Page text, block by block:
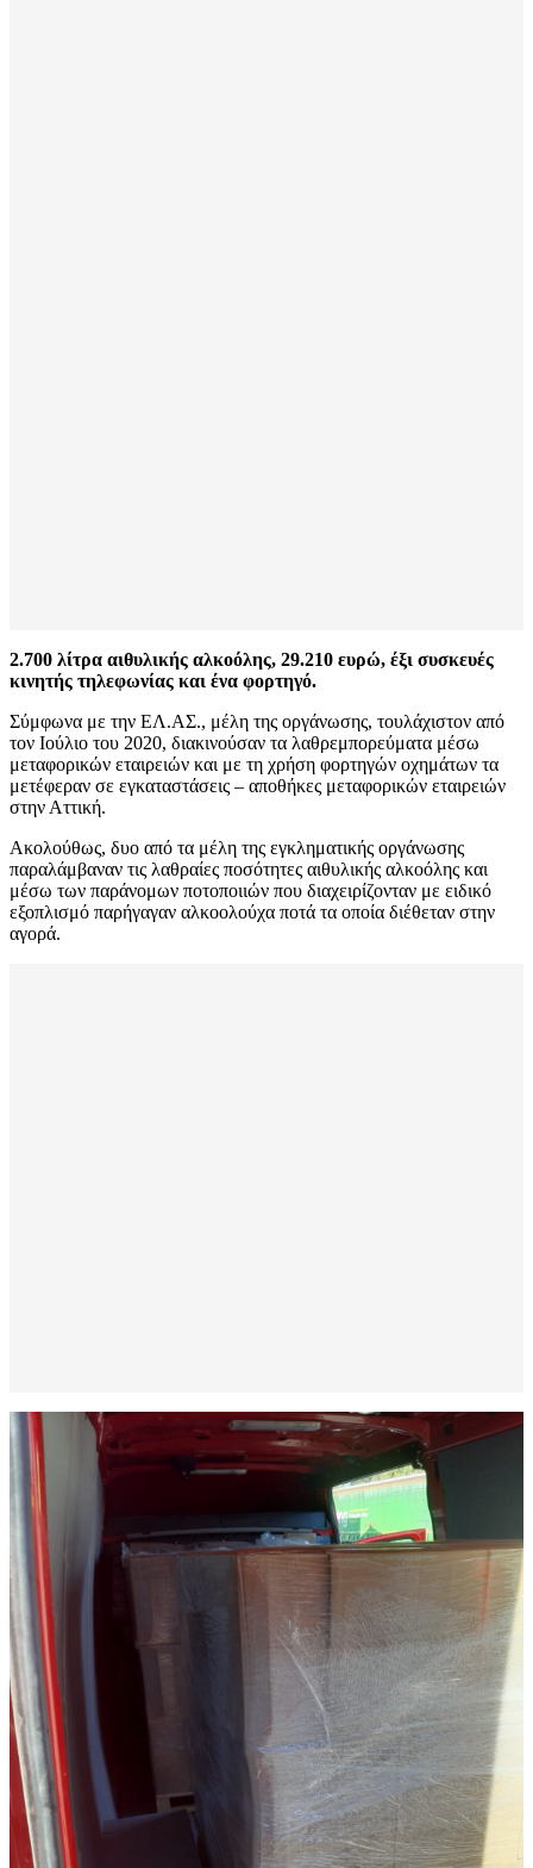
2.700 λίτρα αιθυλικής αλκοόλης, 29.210 ευρώ, έξι συσκευές
κινητής τηλεφωνίας και ένα φορτηγό.
Σύμφωνα με την ΕΛ.ΑΣ., μέλη της οργάνωσης, τουλάχιστον από
τον Ιούλιο του 2020, διακινούσαν τα λαθρεμπορεύματα μέσω
μεταφορικών εταιρειών και με τη χρήση φορτηγών οχημάτων τα
μετέφεραν σε εγκαταστάσεις – αποθήκες μεταφορικών εταιρειών
στην Αττική.
Ακολούθως, δυο από τα μέλη της εγκληματικής οργάνωσης
παραλάμβαναν τις λαθραίες ποσότητες αιθυλικής αλκοόλης και
μέσω των παράνομων ποτοποιιών που διαχειρίζονταν με ειδικό
εξοπλισμό παρήγαγαν αλκοολούχα ποτά τα οποία διέθεταν στην
αγορά.